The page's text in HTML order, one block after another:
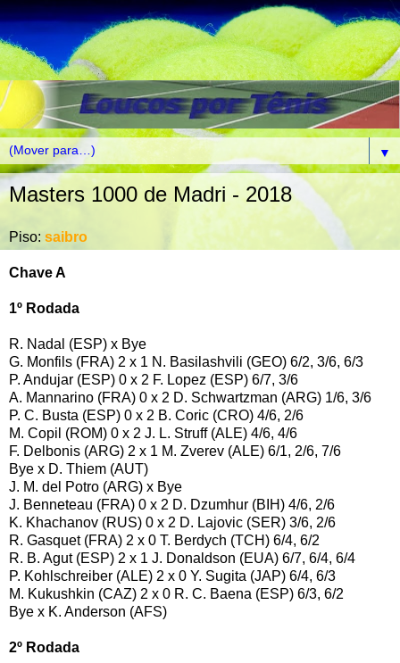
▼
Masters 1000 de Madri - 2018
Piso: saibro
Chave A
1º Rodada
R. Nadal (ESP) x Bye
G. Monfils (FRA) 2 x 1 N. Basilashvili (GEO) 6/2, 3/6, 6/3
P. Andujar (ESP) 0 x 2 F. Lopez (ESP) 6/7, 3/6
A. Mannarino (FRA) 0 x 2 D. Schwartzman (ARG) 1/6, 3/6
P. C. Busta (ESP) 0 x 2 B. Coric (CRO) 4/6, 2/6
M. Copil (ROM) 0 x 2 J. L. Struff (ALE) 4/6, 4/6
F. Delbonis (ARG) 2 x 1 M. Zverev (ALE) 6/1, 2/6, 7/6
Bye x D. Thiem (AUT)
J. M. del Potro (ARG) x Bye
J. Benneteau (FRA) 0 x 2 D. Dzumhur (BIH) 4/6, 2/6
K. Khachanov (RUS) 0 x 2 D. Lajovic (SER) 3/6, 2/6
R. Gasquet (FRA) 2 x 0 T. Berdych (TCH) 6/4, 6/2
R. B. Agut (ESP) 2 x 1 J. Donaldson (EUA) 6/7, 6/4, 6/4
P. Kohlschreiber (ALE) 2 x 0 Y. Sugita (JAP) 6/4, 6/3
M. Kukushkin (CAZ) 2 x 0 R. C. Baena (ESP) 6/3, 6/2
Bye x K. Anderson (AFS)
2º Rodada